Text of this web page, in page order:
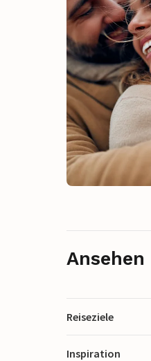
Ansehen
Reiseziele
Inspiration